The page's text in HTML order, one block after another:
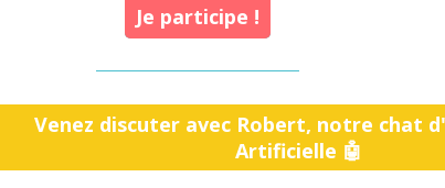
Je participe !
Venez discuter avec Robert, notre chat
Artificielle 🤖